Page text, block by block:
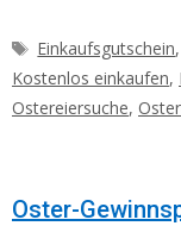
Schlagwörter
Einkaufsgutschein,
Kostenlos einkaufen,
Ostereiersuche,
Oster-